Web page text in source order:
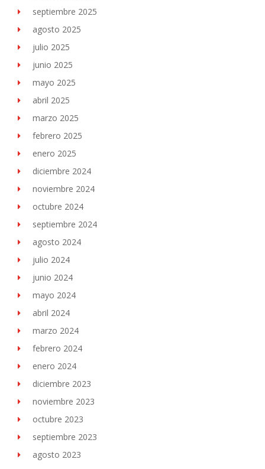
septiembre 2025
agosto 2025
julio 2025
junio 2025
mayo 2025
abril 2025
marzo 2025
febrero 2025
enero 2025
diciembre 2024
noviembre 2024
octubre 2024
septiembre 2024
agosto 2024
julio 2024
junio 2024
mayo 2024
abril 2024
marzo 2024
febrero 2024
enero 2024
diciembre 2023
noviembre 2023
octubre 2023
septiembre 2023
agosto 2023